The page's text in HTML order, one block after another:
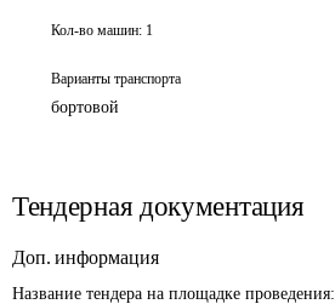
Кол-во машин: 1
Варианты транспорта
бортовой
Тендерная документация
Доп. информация
Название тендера на площадке проведения: